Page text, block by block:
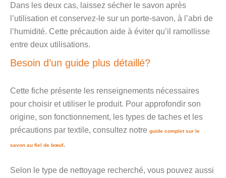
Dans les deux cas, laissez sécher le savon après
l’utilisation et conservez-le sur un porte-savon, à l’abri de
l’humidité. Cette précaution aide à éviter qu’il ramollisse
entre deux utilisations.
Besoin d’un guide plus détaillé?
Cette fiche présente les renseignements nécessaires
pour choisir et utiliser le produit. Pour approfondir son
origine, son fonctionnement, les types de taches et les
précautions par textile, consultez notre guide complet sur le
savon au fiel de bœuf.
Selon le type de nettoyage recherché, vous pouvez aussi